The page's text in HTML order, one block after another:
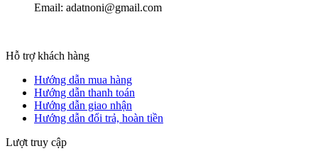
Email: adatnoni@gmail.com
Hỗ trợ khách hàng
Hướng dẫn mua hàng
Hướng dẫn thanh toán
Hướng dẫn giao nhận
Hướng dẫn đổi trả, hoàn tiền
Lượt truy cập